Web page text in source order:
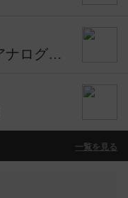
教育・福祉・医療に活かすアナログゲーム会
一覧を見る